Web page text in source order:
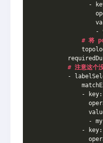
- key:
-
# 将
topologyKey:
# 注意这个
-
- key:
- my-
- key: